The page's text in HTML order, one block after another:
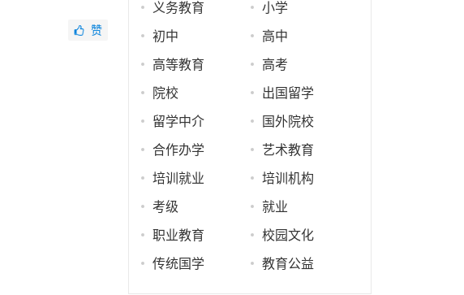
赞
义务教育 小学
初中 高中
高等教育 高考
院校 出国留学
留学中介 国外院校
合作办学 艺术教育
培训就业 培训机构
考级 就业
职业教育 校园文化
传统国学 教育公益